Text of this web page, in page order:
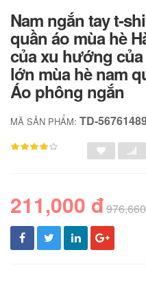
Nam ngắn tay t-
quần áo mùa hè
của xu hướng
lớn mùa hè nam
Áo phông ngắn
MÃ SẢN PHẨM: TD-
211,000 đ